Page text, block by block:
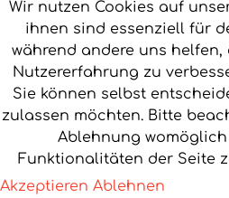
Wir nutzen Cookies auf
ihnen sind essenziell für
während andere uns helfen,
Nutzererfahrung zu
Sie können selbst
zulassen möchten. Bitte
Ablehnung
Funktionalitäten der Seite
Akzeptieren Ablehnen